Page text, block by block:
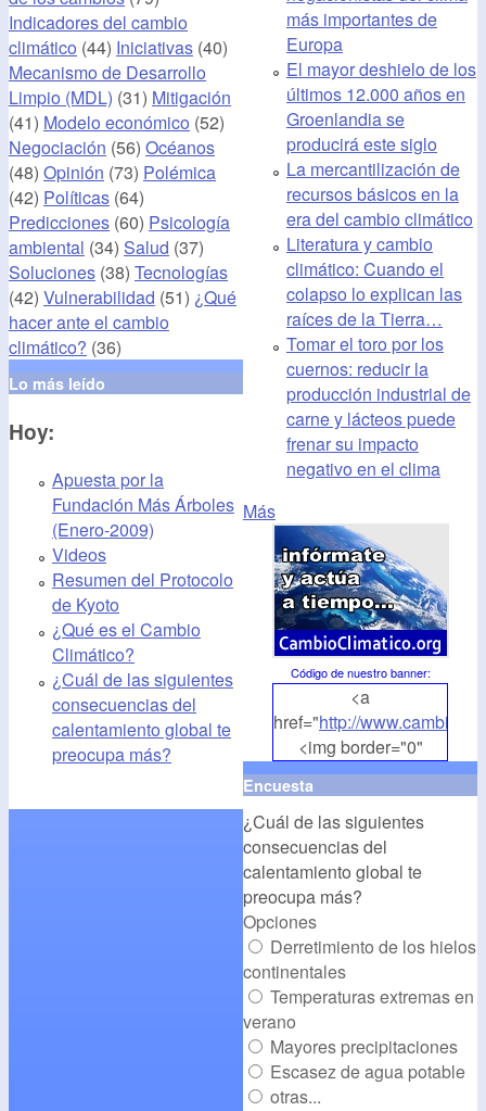
Indicadores del cambio
climático (44) Iniciativas (40)
Mecanismo de Desarrollo
Limpio (MDL) (31) Mitigación
(41) Modelo económico (52)
Negociación (56) Océanos
(48) Opinión (73) Polémica
(42) Políticas (64)
Predicciones (60) Psicología
ambiental (34) Salud (37)
Soluciones (38) Tecnologías
(42) Vulnerabilidad (51) ¿Qué
hacer ante el cambio
climático? (36)
Lo más leído
Hoy:
Apuesta por la
Fundación Más Árboles
(Enero-2009)
Videos
Resumen del Protocolo
de Kyoto
¿Qué es el Cambio
Climático?
¿Cuál de las siguientes
consecuencias del
calentamiento global te
preocupa más?
más importantes de
Europa
El mayor deshielo de los
últimos 12.000 años en
Groenlandia se
producirá este siglo
La mercantilización de
recursos básicos en la
era del cambio climático
Literatura y cambio
climático: Cuando el
colapso lo explican las
raíces de la Tierra…
Tomar el toro por los
cuernos: reducir la
producción industrial de
carne y lácteos puede
frenar su impacto
negativo en el clima
Más
Código de nuestro banner:
<a
href="http://
<img border="0"
align="middle"
src="http://
alt="CambioClimatico.org"
/></a>
Encuesta
¿Cuál de las siguientes
consecuencias del
calentamiento global te
preocupa más?
Opciones
Derretimiento de los hielos
continentales
Temperaturas extremas en
verano
Mayores precipitaciones
Escasez de agua potable
otras...